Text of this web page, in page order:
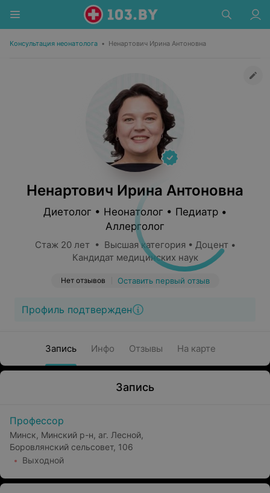
Консультация неонатолога • Ненартович Ирина Антоновна
Ненартович Ирина Антоновна
Диетолог • Неонатолог • Педиатр •
Аллерголог
Стаж 20 лет • Высшая категория • Доцент •
Кандидат медицинских наук
Нет отзывов Оставить первый отзыв
Профиль подтвержден
Запись Инфо Отзывы На карте
Запись
Профессор
Минск, Минский р-н, аг. Лесной,
Боровлянский сельсовет, 106
Выходной